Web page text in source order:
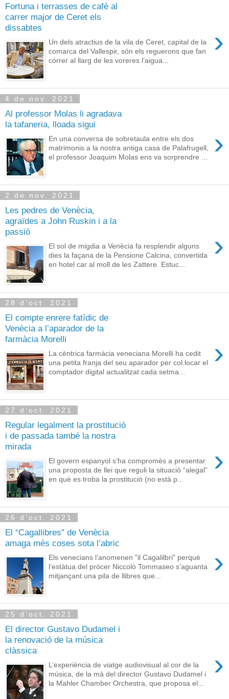
Fortuna i terrasses de cafè al
carrer major de Ceret els
dissabtes
›
Un dels atractius de la vila de Ceret, capital de la
comarca del Vallespir, són els reguerons que fan
córrer al llarg de les voreres l’aigua...
4 de nov. 2021
Al professor Molas li agradava
la tafaneria, lloada sigui
›
En una conversa de sobretaula entre els dos
matrimonis a la nostra antiga casa de Palafrugell,
el professor Joaquim Molas ens va sorprendre ...
2 de nov. 2021
Les pedres de Venècia,
agraïdes a John Ruskin i a la
passió
›
El sol de migdia a Venècia fa resplendir alguns
dies la façana de la Pensione Calcina, convertida
en hotel car al moll de les Zattere. Estuc...
28 d’oct. 2021
El compte enrere fatídic de
Venècia a l’aparador de la
farmàcia Morelli
›
La cèntrica farmàcia veneciana Morelli ha cedit
una petita franja del seu aparador per col.locar el
comptador digital actualitzat cada setma...
27 d’oct. 2021
Regular legalment la prostitució
i de passada també la nostra
mirada
›
El govern espanyol s’ha compromès a presentar
una proposta de llei que reguli la situació “alegal”
en què es troba la prostitució (no està p...
26 d’oct. 2021
El “Cagallibres” de Venècia
amaga més coses sota l’abric
›
Els venecians l’anomenen "il Cagalilbri" perquè
l’estàtua del pròcer Niccolò Tommaseo s’aguanta
mitjançant una pila de llibres que...
25 d’oct. 2021
El director Gustavo Dudamel i
la renovació de la música
clàssica
›
L’experiència de viatge audiovisual al cor de la
música, de la mà del director Gustavo Dudamel i
la Mahler Chamber Orchestra, que proposa el...